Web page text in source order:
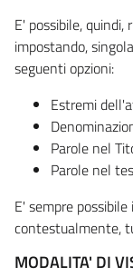
E' possibile,
impostando,
seguenti opzioni:
Estremi
Parole nel
Parole nel
E' sempre
contestualmente,
MODALITA' DI